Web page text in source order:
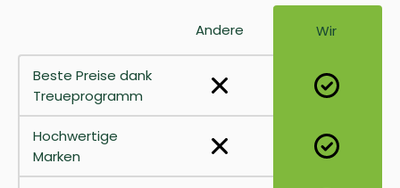
Andere Wir
Beste Preise dank
Treueprogramm
Hochwertige
Marken